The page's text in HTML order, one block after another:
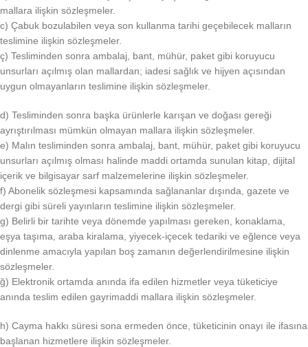
mallara ilişkin sözleşmeler.
c) Çabuk bozulabilen veya son kullanma tarihi geçebilecek malların
teslimine ilişkin sözleşmeler.
ç) Tesliminden sonra ambalaj, bant, mühür, paket gibi koruyucu
unsurları açılmış olan mallardan; iadesi sağlık ve hijyen açısından
uygun olmayanların teslimine ilişkin sözleşmeler.
d) Tesliminden sonra başka ürünlerle karışan ve doğası gereği
ayrıştırılması mümkün olmayan mallara ilişkin sözleşmeler.
e) Malın tesliminden sonra ambalaj, bant, mühür, paket gibi koruyucu
unsurları açılmış olması halinde maddi ortamda sunulan kitap, dijital
içerik ve bilgisayar sarf malzemelerine ilişkin sözleşmeler.
f) Abonelik sözleşmesi kapsamında sağlananlar dışında, gazete ve
dergi gibi süreli yayınların teslimine ilişkin sözleşmeler.
g) Belirli bir tarihte veya dönemde yapılması gereken, konaklama,
eşya taşıma, araba kiralama, yiyecek-içecek tedariki ve eğlence veya
dinlenme amacıyla yapılan boş zamanın değerlendirilmesine ilişkin
sözleşmeler.
ğ) Elektronik ortamda anında ifa edilen hizmetler veya tüketiciye
anında teslim edilen gayrimaddi mallara ilişkin sözleşmeler.
h) Cayma hakkı süresi sona ermeden önce, tüketicinin onayı ile ifasına
başlanan hizmetlere ilişkin sözleşmeler.